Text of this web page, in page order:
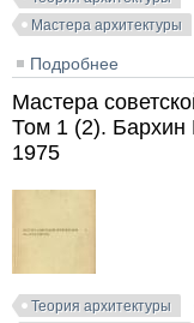
Мастера архитектуры
Подробнее
Том 2
1975
Мастера
Том 1 (2).
1975
Теория архитектуры